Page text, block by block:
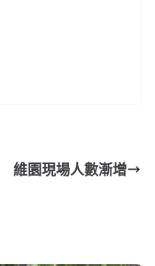
維園現場人數漸增